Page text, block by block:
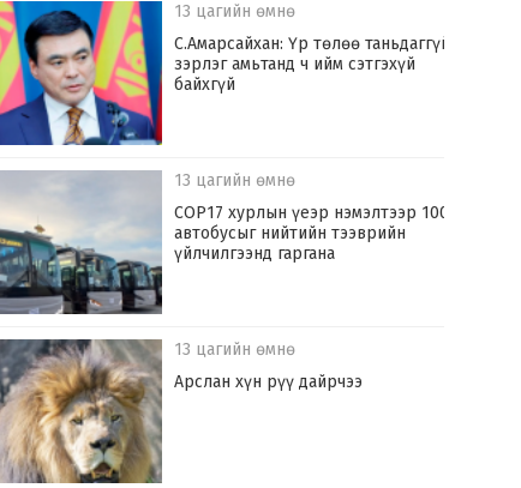
13 цагийн өмнө
С.Амарсайхан: Үр төлөө таньдаггүй
зэрлэг амьтанд ч ийм сэтгэхүй
байхгүй
13 цагийн өмнө
COP17 хурлын үеэр нэмэлтээр 100
автобусыг нийтийн тээврийн
үйлчилгээнд гаргана
13 цагийн өмнө
Арслан хүн рүү дайрчээ